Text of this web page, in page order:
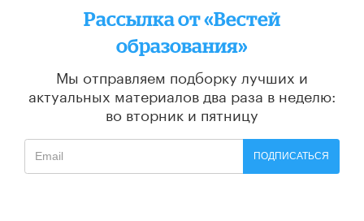
Рассылка от «Вестей
образования»
Мы отправляем подборку лучших и
актуальных материалов два раза в неделю:
во вторник и пятницу
ПОДПИСАТЬСЯ